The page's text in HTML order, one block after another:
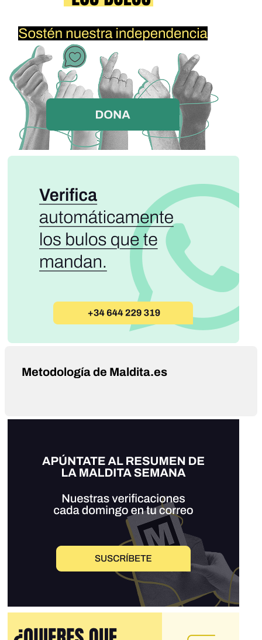
Metodología de Maldita.es